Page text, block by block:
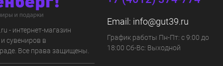
- интернет-магазин
сувениров в
Все права защищены.
Email: info@gut39.ru
График работы Пн-Пт: с 9:00 до
18:00 Сб-Вс: Выходной